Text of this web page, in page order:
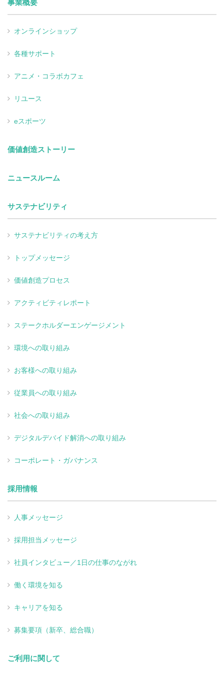
事業概要
オンラインショップ
各種サポート
アニメ・コラボカフェ
リユース
eスポーツ
価値創造ストーリー
ニュースルーム
サステナビリティ
サステナビリティの考え方
トップメッセージ
価値創造プロセス
アクティビティレポート
ステークホルダーエンゲージメント
環境への取り組み
お客様への取り組み
従業員への取り組み
社会への取り組み
デジタルデバイド解消への取り組み
コーポレート・ガバナンス
採用情報
人事メッセージ
採用担当メッセージ
社員インタビュー／1日の仕事のながれ
働く環境を知る
キャリアを知る
募集要項（新卒、総合職）
ご利用に関して